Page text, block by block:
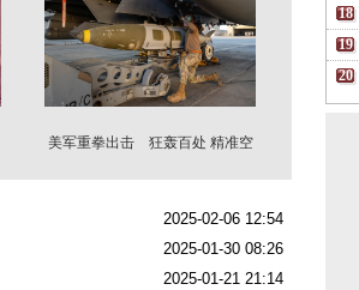
美军重拳出击 狂轰百处 精准空
2025-02-06 12:54
2025-01-30 08:26
2025-01-21 21:14